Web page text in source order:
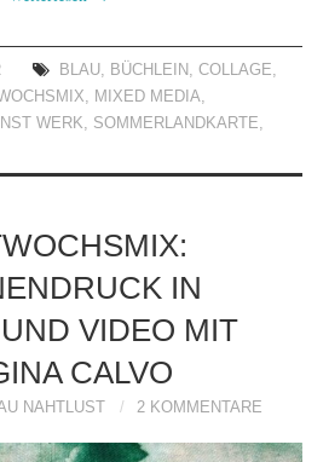
BLAU, BÜCHLEIN , COLLAGE,
, MIXED MEDIA,
WERK, SOMMERLANDKARTE,
IN
VIDEO MIT
CALVO
NAHTLUST 2 KOMMENTARE